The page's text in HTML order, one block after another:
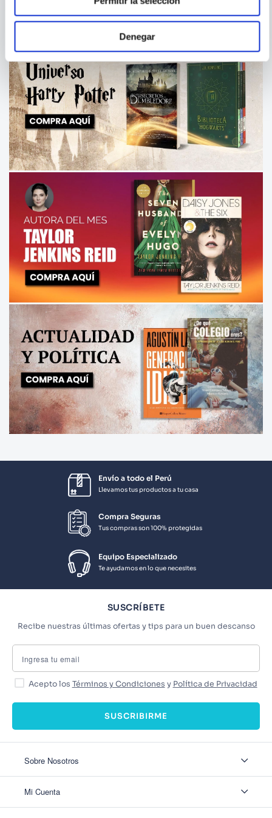
Denegar
Envío a todo el Perú
Llevamos tus productos a tu casa
Compra Seguras
Tus compras son 100% protegidas
Equipo Especializado
Te ayudamos en lo que necesites
SUSCRÍBETE
Recibe nuestras últimas ofertas y tips para un buen descanso
Acepto los Términos y Condiciones y Política de Privacidad
SUSCRIBIRME
Sobre Nosotros
Nuestas tiendas
Mi Cuenta